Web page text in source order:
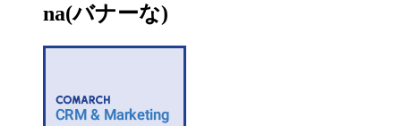
na(バナーな)